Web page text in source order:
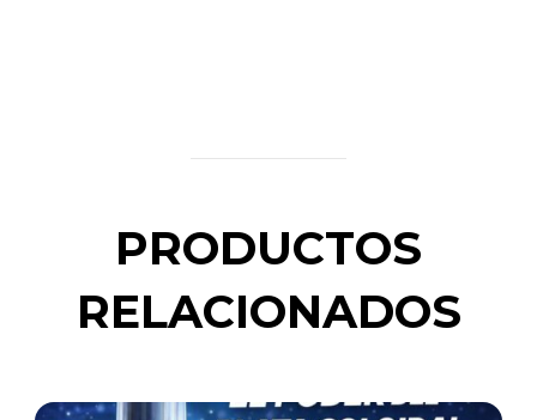
PRODUCTOS
RELACIONADOS